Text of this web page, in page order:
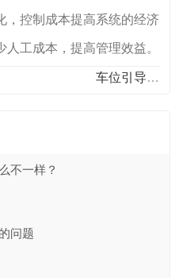
，控制成本提高系统的经济
工成本，提高管理效益。
车位引导厂家的车位引导系统自动识别车牌
不一样？
问题